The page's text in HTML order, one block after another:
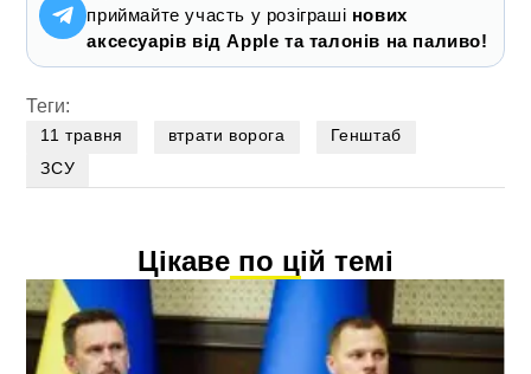
приймайте участь у розіграші нових
аксесуарів від Apple та талонів на паливо!
Теги:
11 травня втрати ворога
Генштаб
ЗСУ
Цікаве по цій темі